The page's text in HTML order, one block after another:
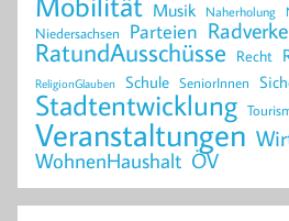
Musik Naherholung
Niedersachsen Parteien
RatundAusschüsse Recht
ReligionGlauben Schule SeniorInnen
Stadtentwicklung
Veranstaltungen
WohnenHaushalt ÖV